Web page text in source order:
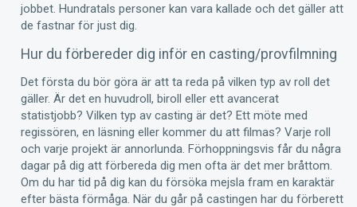
jobbet. Hundratals personer kan vara kallade och det gäller att
de fastnar för just dig.
Hur du förbereder dig inför en casting/provfilmning
Det första du bör göra är att ta reda på vilken typ av roll det
gäller. Är det en huvudroll, biroll eller ett avancerat
statistjobb? Vilken typ av casting är det? Ett möte med
regissören, en läsning eller kommer du att filmas? Varje roll
och varje projekt är annorlunda. Förhoppningsvis får du några
dagar på dig att förbereda dig men ofta är det mer bråttom.
Om du har tid på dig kan du försöka mejsla fram en karaktär
efter bästa förmåga. När du går på castingen har du förberett